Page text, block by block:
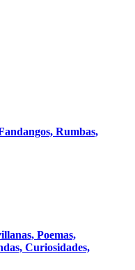
Rumbas,
Poemas,
Curiosidades,